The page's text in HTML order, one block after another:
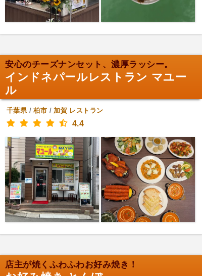
安心のチーズナンセット、濃厚ラッシー。
インドネパールレストラン マユー
ル
千葉県/柏市 /加賀 レストラン
4.4
店主が焼くふわふわお好み焼き！